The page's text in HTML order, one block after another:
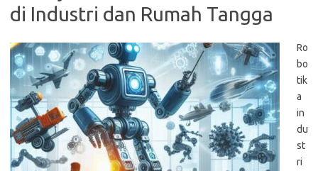
di Industri dan Rumah Tangga
Ro
bo
tik
a
in
du
st
ri